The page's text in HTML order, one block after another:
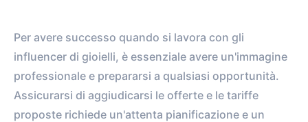
Per avere successo quando si lavora con gli
influencer di gioielli, è essenziale avere un'immagine
professionale e prepararsi a qualsiasi opportunità.
Assicurarsi di aggiudicarsi le offerte e le tariffe
proposte richiede un'attenta pianificazione e un